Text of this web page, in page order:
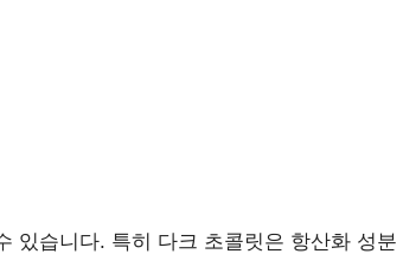
있습니다. 특히 다크 초콜릿은 항산화 성분